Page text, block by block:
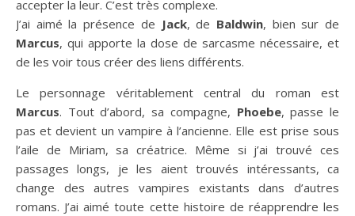
accepter la leur. C’est très complexe.
J’ai aimé la présence de Jack, de Baldwin, bien sur de
Marcus, qui apporte la dose de sarcasme nécessaire, et
de les voir tous créer des liens différents.
Le personnage véritablement central du roman est
Marcus. Tout d’abord, sa compagne, Phoebe, passe le
pas et devient un vampire à l’ancienne. Elle est prise sous
l’aile de Miriam, sa créatrice. Même si j’ai trouvé ces
passages longs, je les aient trouvés intéressants, ca
change des autres vampires existants dans d’autres
romans. J’ai aimé toute cette histoire de réapprendre les